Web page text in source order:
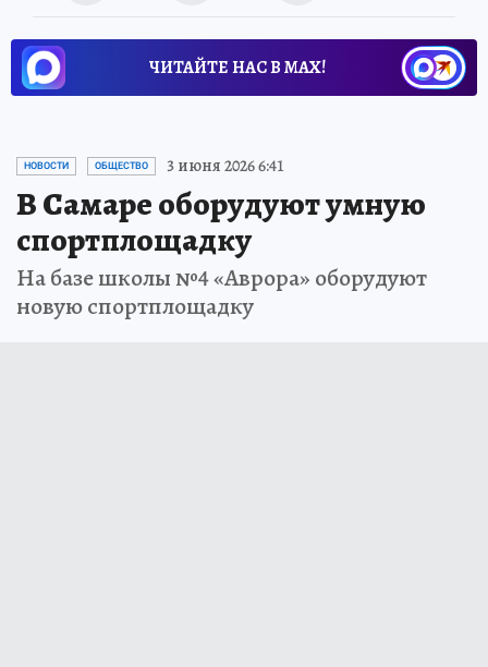
ЧИТАЙТЕ НАС В МАХ!
НОВОСТИ ОБЩЕСТВО 3 июня 2026 6:41
В Самаре оборудуют умную
спортплощадку
На базе школы №4 «Аврора» оборудуют
новую спортплощадку